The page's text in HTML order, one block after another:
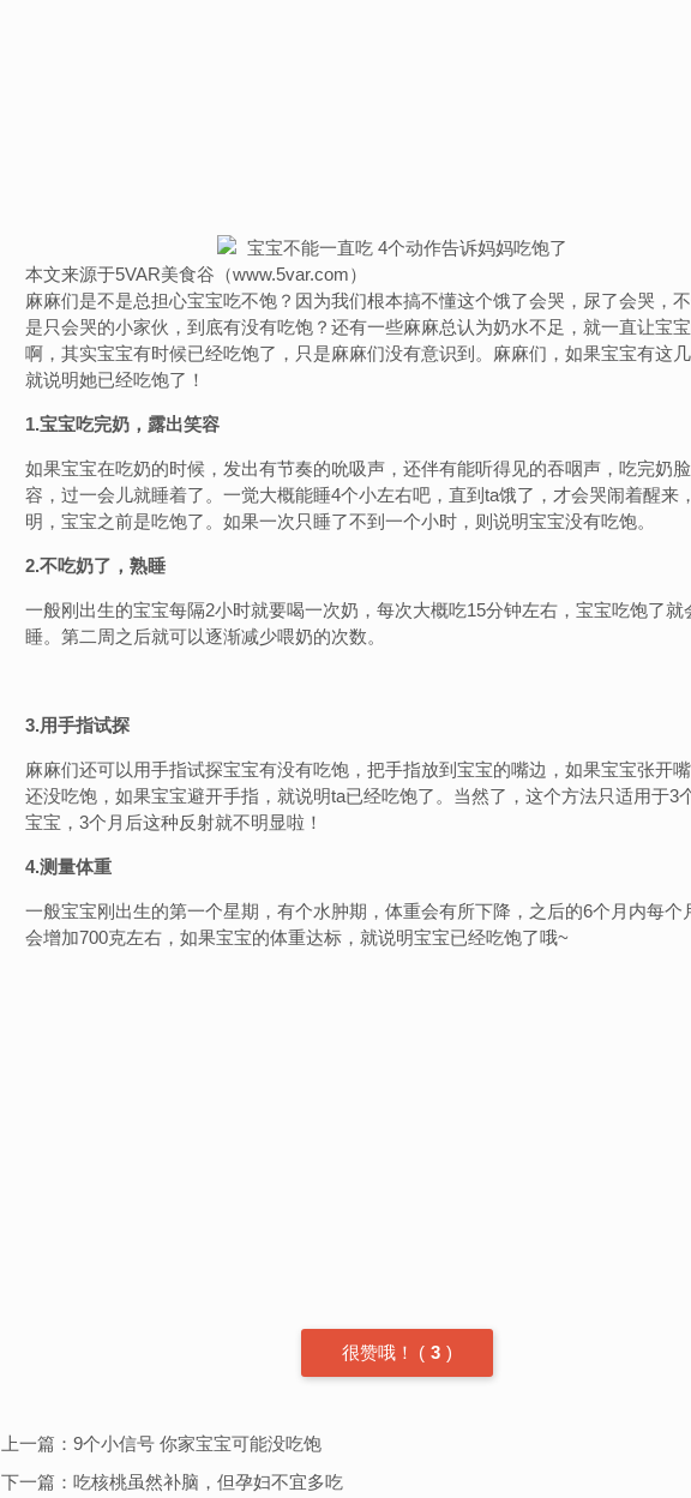
本文来源于5VAR美食谷（www.5var.com）
麻麻们是不是总担心宝宝吃不饱？因为我们根本搞不懂这个饿了会哭，尿了会哭，
是只会哭的小家伙，到底有没有吃饱？还有一些麻麻总认为奶水不足，就一直让宝
啊，其实宝宝有时候已经吃饱了，只是麻麻们没有意识到。麻麻们，如果宝宝有这几
就说明她已经吃饱了！
1.宝宝吃完奶，露出笑容
如果宝宝在吃奶的时候，发出有节奏的吮吸声，还伴有能听得见的吞咽声，吃完奶
容，过一会儿就睡着了。一觉大概能睡4个小左右吧，直到ta饿了，才会哭闹着醒来
明，宝宝之前是吃饱了。如果一次只睡了不到一个小时，则说明宝宝没有吃饱。
2.不吃奶了，熟睡
一般刚出生的宝宝每隔2小时就要喝一次奶，每次大概吃15分钟左右，宝宝吃饱了就
睡。第二周之后就可以逐渐减少喂奶的次数。
3.用手指试探
麻麻们还可以用手指试探宝宝有没有吃饱，把手指放到宝宝的嘴边，如果宝宝张开
还没吃饱，如果宝宝避开手指，就说明ta已经吃饱了。当然了，这个方法只适用于3
宝宝，3个月后这种反射就不明显啦！
4.测量体重
一般宝宝刚出生的第一个星期，有个水肿期，体重会有所下降，之后的6个月内每个
会增加700克左右，如果宝宝的体重达标，就说明宝宝已经吃饱了哦~
很赞哦！ ( 3 )
上一篇： 9个小信号 你家宝宝可能没吃饱
下一篇： 吃核桃虽然补脑，但孕妇不宜多吃